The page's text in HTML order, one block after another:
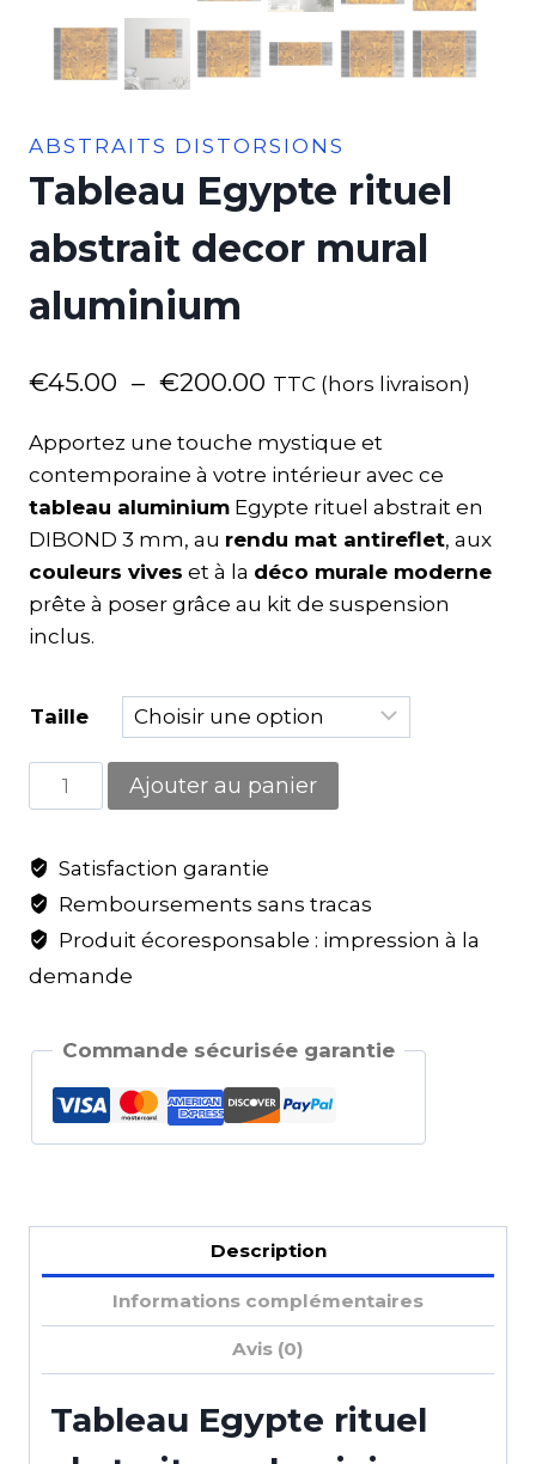
ABSTRAITS DISTORSIONS
Tableau Egypte rituel
abstrait decor mural
aluminium
€45.00 – €200.00 TTC (hors livraison)
Apportez une touche mystique et
contemporaine à votre intérieur avec ce
tableau aluminium Egypte rituel abstrait en
DIBOND 3 mm, au rendu mat antireflet, aux
couleurs vives et à la déco murale moderne
prête à poser grâce au kit de suspension
inclus.
Taille
Ajouter au panier
Satisfaction garantie
Remboursements sans tracas
Produit écoresponsable : impression à la
demande
Commande sécurisée garantie
Description
Informations complémentaires
Avis (0)
Tableau Egypte rituel